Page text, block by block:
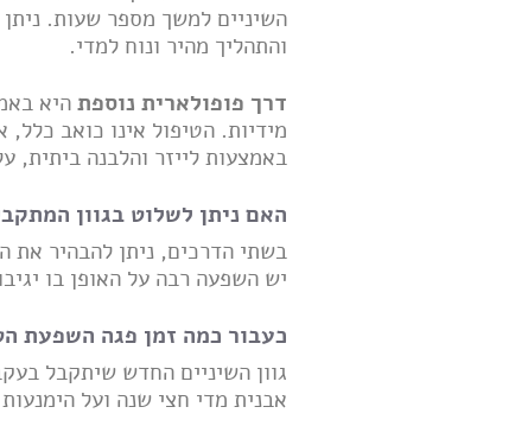
השיניים למשך מספר שעות.
והתהליך מהיר ונוח למדי.
דרך פופולארית נוספתהיא
באמצעות לייזר והלבנה ביתית,
האם ניתן לשלוט בגוון
בשתי הדרכים, ניתן להבהיר את
יש השפעה רבה על האופן בו
כעבור כמה זמן פגה השפעת
גוון השיניים החדש שיתקבל
אבנית מדי חצי שנה ועל